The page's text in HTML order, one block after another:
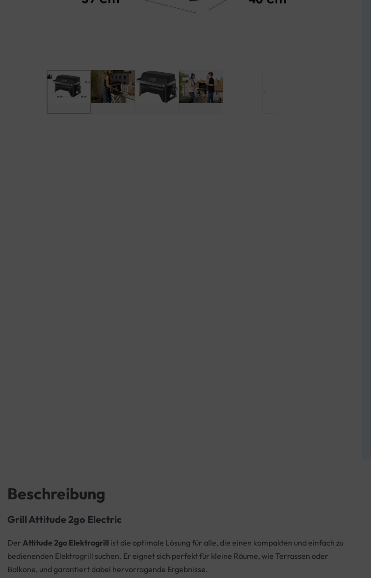
Beschreibung
Grill Attitude 2go Electric
Der Attitude 2go Elektrogrill ist die optimale Lösung für alle, die einen kompakten und einfach zu
bedienenden Elektrogrill suchen. Er eignet sich perfekt für kleine Räume, wie Terrassen oder
Balkone, und garantiert dabei hervorragende Ergebnisse.